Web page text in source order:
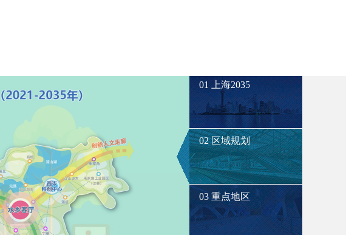
01 上海2035
02 区域规划
03 重点地区